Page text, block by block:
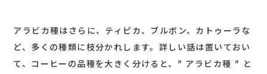
アラビカ種はさらに、ティピカ、ブルボン、カトゥーラな
ど、多くの種類に枝分かれします。詳しい話は置いておい
て、コーヒーの品種を大きく分けると、” アラビカ種 ” と